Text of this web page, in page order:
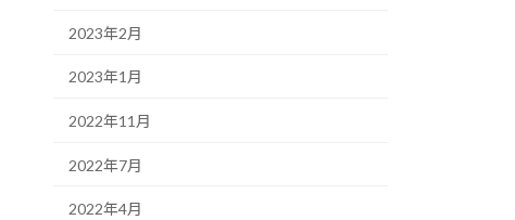
2023年2月
2023年1月
2022年11月
2022年7月
2022年4月